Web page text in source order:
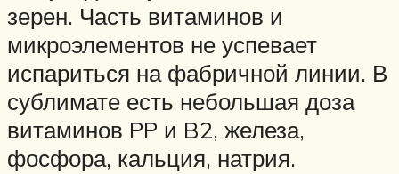
зерен. Часть витаминов и
микроэлементов не успевает
испариться на фабричной линии. В
сублимате есть небольшая доза
витаминов PP и B2, железа,
фосфора, кальция, натрия.